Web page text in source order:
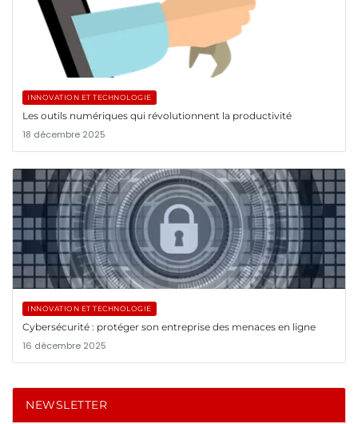
INNOVATION ET TECHNOLOGIE
Les outils numériques qui révolutionnent la productivité
18 décembre 2025
INNOVATION ET TECHNOLOGIE
Cybersécurité : protéger son entreprise des menaces en ligne
16 décembre 2025
NEWSLETTER